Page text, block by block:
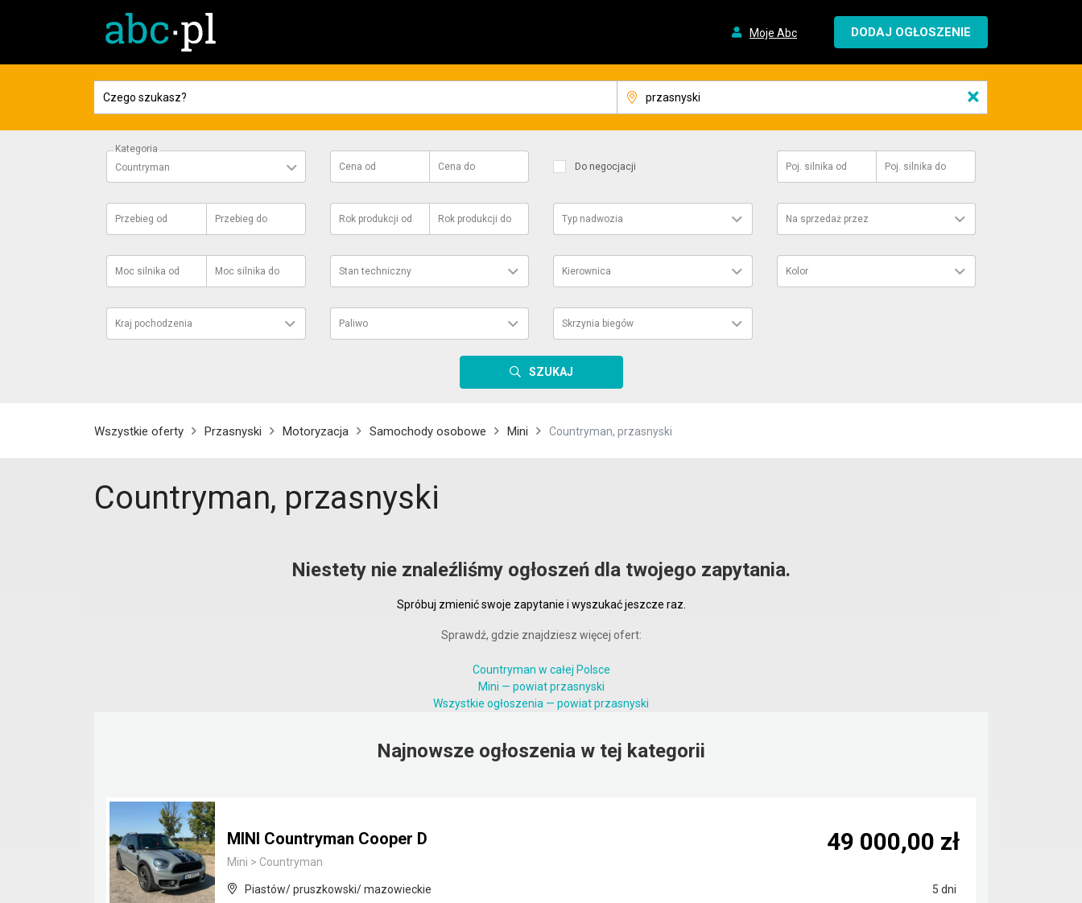
Moje Abc DODAJ OGŁOSZENIE
×
Kategoria
Countryman
Cena od Cena do Do negocjacji Poj. silnika od Poj. silnika do
Przebieg od Przebieg do Rok produkcji od Rok produkcji do Typ nadwozia Na sprzedaż przez
Moc silnika od Moc silnika do Stan techniczny Kierownica Kolor
Kraj pochodzenia Paliwo Skrzynia biegów
SZUKAJ
Wszystkie oferty Przasnyski Motoryzacja Samochody osobowe Mini Countryman, przasnyski
Countryman, przasnyski
Niestety nie znaleźliśmy ogłoszeń dla twojego zapytania.
Spróbuj zmienić swoje zapytanie i wyszukać jeszcze raz.
Sprawdź, gdzie znajdziesz więcej ofert:
Countryman w całej Polsce
Mini — powiat przasnyski
Wszystkie ogłoszenia — powiat przasnyski
Najnowsze ogłoszenia w tej kategorii
MINI Countryman Cooper D
Mini > Countryman
Piastów/ pruszkowski/ mazowieckie 5 dni
49 000,00 zł